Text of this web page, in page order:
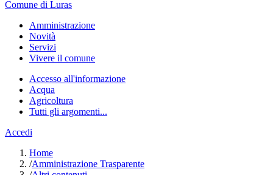
Comune di Luras
Amministrazione
Novità
Servizi
Vivere il comune
Accesso all'informazione
Acqua
Agricoltura
Tutti gli argomenti...
Accedi
Home
/Amministrazione Trasparente